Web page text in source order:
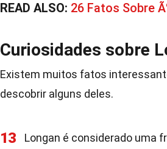
READ ALSO: 26 Fatos Sobre
Curiosidades sobre
Existem muitos fatos
descobrir alguns deles.
13 Longan é considerado uma